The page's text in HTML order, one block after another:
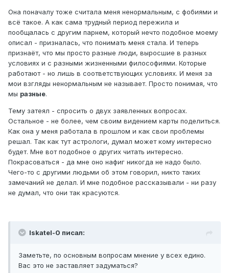
Она поначалу тоже считала меня ненормальным, с фобиями и
всё такое. А как сама трудный период пережила и
пообщалась с другим парнем, который нечто подобное моему
описал - призналась, что понимать меня стала. И теперь
признаёт, что мы просто разные люди, выросшие в разных
условиях и с разными жизненными философиями. Которые
работают - но лишь в соответствующих условиях. И меня за
мои взгляды ненормальным не называет. Просто понимая, что
мы разные.
Тему затеял - спросить о двух заявленных вопросах.
Остальное - не более, чем своим видением карты поделиться.
Как она у меня работала в прошлом и как свои проблемы
решал. Так как тут астрологи, думал может кому интересно
будет. Мне вот подобное о других читать интересно.
Покрасоваться - да мне оно нафиг никогда не надо было.
Чего-то с другими людьми об этом говорил, никто таких
замечаний не делал. И мне подобное рассказывали - ни разу
не думал, что они так красуются.
Iskatel-0 писал:
Заметьте, по основным вопросам мнение у всех едино.
Вас это не заставляет задуматься?